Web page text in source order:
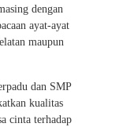
dengan
ayat-ayat
maupun
dan SMP
kualitas
cinta terhadap